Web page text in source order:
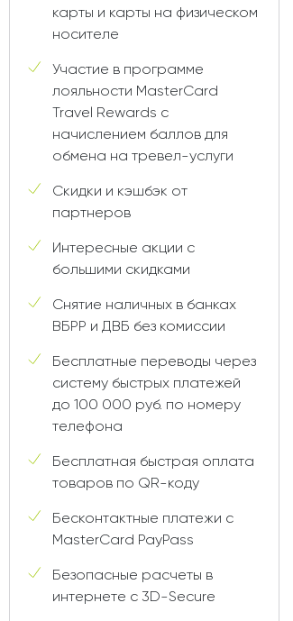
карты и карты на физическом
носителе
Участие в программе
лояльности MasterCard
Travel Rewards с
начислением баллов для
обмена на тревел-услуги
Скидки и кэшбэк от
партнеров
Интересные акции с
большими скидками
Снятие наличных в банках
ВБРР и ДВБ без комиссии
Бесплатные переводы через
систему быстрых платежей
до 100 000 руб. по номеру
телефона
Бесплатная быстрая оплата
товаров по QR-коду
Бесконтактные платежи с
MasterCard PayPass
Безопасные расчеты в
интернете с 3D-Secure